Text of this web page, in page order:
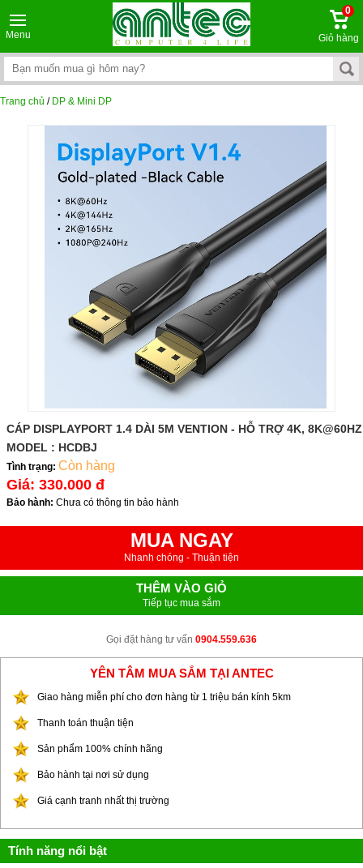
Menu
0
Giỏ hàng
Trang chủ / DP & Mini DP
CÁP DISPLAYPORT 1.4 DÀI 5M VENTION - HỖ TRỢ 4K, 8K@60HZ
MODEL : HCDBJ
Tình trạng: Còn hàng
Giá: 330.000 đ
Bảo hành: Chưa có thông tin bảo hành
MUA NGAY
Nhanh chóng - Thuận tiện
THÊM VÀO GIỎ
Tiếp tục mua sắm
Gọi đặt hàng tư vấn 0904.559.636
YÊN TÂM MUA SẮM TẠI ANTEC
Giao hàng miễn phí cho đơn hàng từ 1 triệu bán kính 5km
Thanh toán thuận tiện
Sản phẩm 100% chính hãng
Bảo hành tại nơi sử dụng
Giá cạnh tranh nhất thị trường
Tính năng nổi bật